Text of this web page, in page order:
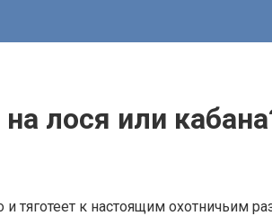
лося или
тяготеет к настоящим охотничьим